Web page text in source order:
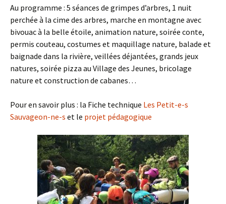
Au programme : 5 séances de grimpes d’arbres, 1 nuit
perchée à la cime des arbres, marche en montagne avec
bivouac à la belle étoile, animation nature, soirée conte,
permis couteau, costumes et maquillage nature, balade et
baignade dans la rivière, veillées déjantées, grands jeux
natures, soirée pizza au Village des Jeunes, bricolage
nature et construction de cabanes…
Pour en savoir plus : la Fiche technique Les Petit-e-s
Sauvageon-ne-s et le projet pédagogique